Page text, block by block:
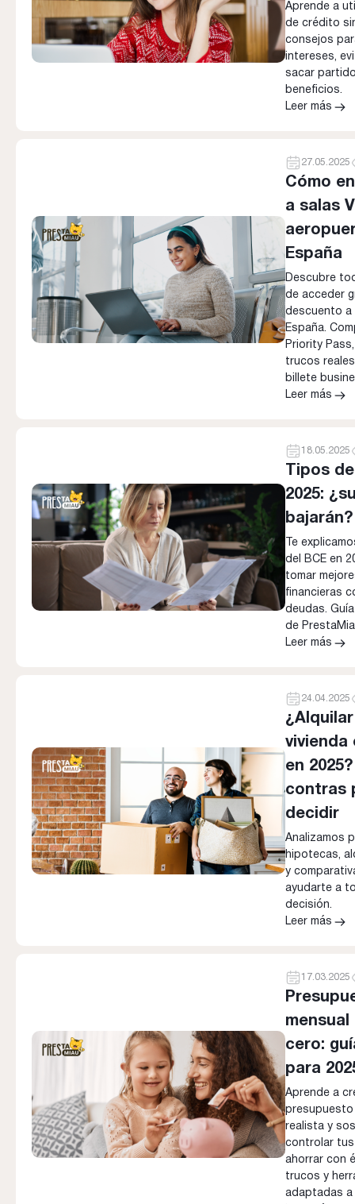
Aprende a
de crédito
consejos
intereses,
sacar
beneficios.
Leer más
27.05.2025
Cómo
a salas
España
Descubre
de acceder
descuento a
España.
Priority
trucos
billete
Leer más
18.05.2025
Tipos
2025:
bajarán?
Te
del BCE en
tomar
financieras
deudas.
de
Leer más
24.04.2025
vivienda
en
contras
decidir
Analizamos
hipotecas,
y
ayudarte a
decisión.
Leer más
17.03.2025
mensual
cero:
para
Aprende a
presupuesto
realista y
controlar
ahorrar con
trucos y
adaptadas a